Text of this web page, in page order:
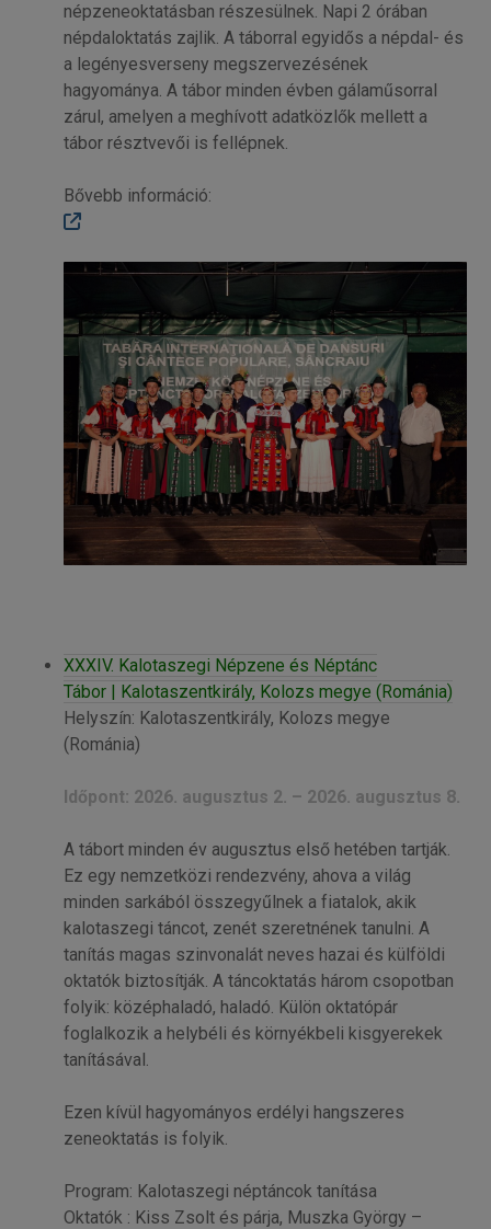
népzeneoktatásban részesülnek. Napi 2 órában
népdaloktatás zajlik. A táborral egyidős a népdal- és
a legényesverseny megszervezésének
hagyománya. A tábor minden évben gálaműsorral
zárul, amelyen a meghívott adatközlők mellett a
tábor résztvevői is fellépnek.
Bővebb információ:
XXXIV. Kalotaszegi Népzene és Néptánc
Tábor | Kalotaszentkirály, Kolozs megye (Románia)
Helyszín: Kalotaszentkirály, Kolozs megye
(Románia)
Időpont: 2026. augusztus 2. – 2026. augusztus 8.
A tábort minden év augusztus első hetében tartják.
Ez egy nemzetközi rendezvény, ahova a világ
minden sarkából összegyűlnek a fiatalok, akik
kalotaszegi táncot, zenét szeretnének tanulni. A
tanítás magas szinvonalát neves hazai és külföldi
oktatók biztosítják. A táncoktatás három csopotban
folyik: középhaladó, haladó. Külön oktatópár
foglalkozik a helybéli és környékbeli kisgyerekek
tanításával.
Ezen kívül hagyományos erdélyi hangszeres
zeneoktatás is folyik.
Program: Kalotaszegi néptáncok tanítása
Oktatók : Kiss Zsolt és párja, Muszka György –